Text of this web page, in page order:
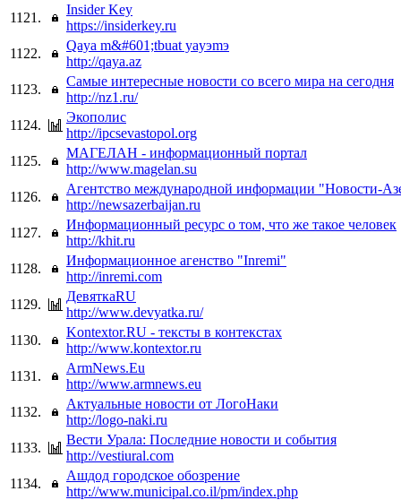
1121.
Insider Key
https://insiderkey.ru
1122.
Qaya m&#601;tbuat yayэmэ
http://qaya.az
1123.
Самые интересные новости со всего мира на сегодня
http://nz1.ru/
1124.
Экополис
http://ipcsevastopol.org
1125.
МАГЕЛАН - информационный портал
http://www.magelan.su
1126.
Агентство международной информации "Новости-
http://newsazerbaijan.ru
1127.
Информационный ресурс о том, что же такое человек
http://khit.ru
1128.
Информационное агенство "Inremi"
http://inremi.com
1129.
ДевяткаRU
http://www.devyatka.ru/
1130.
Kontextor.RU - тексты в контекстах
http://www.kontextor.ru
1131.
ArmNews.Eu
http://www.armnews.eu
1132.
Актуальные новости от ЛогоНаки
http://logo-naki.ru
1133.
Вести Урала: Последние новости и события
http://vestiural.com
1134.
Ашдод городское обозрение
http://www.municipal.co.il/pm/index.php